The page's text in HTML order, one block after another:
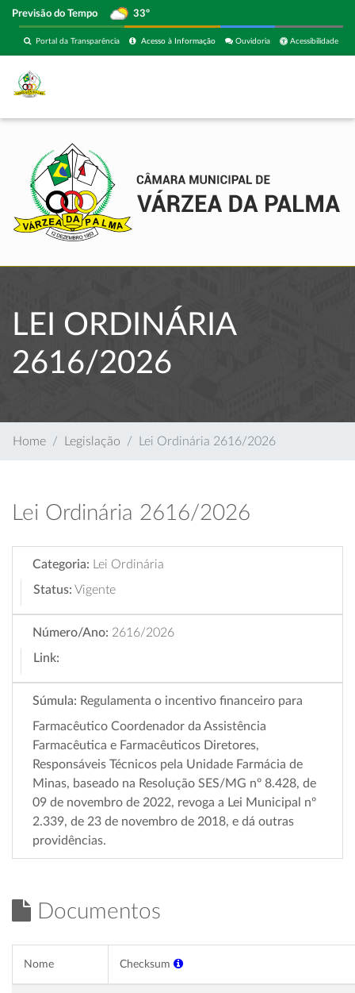
Previsão do Tempo 33º
Acessibilidade
Ouvidoria
Acesso à Informação
Portal da Transparência
LEI ORDINÁRIA
2616/2026
Home Legislação Lei Ordinária 2616/2026
Lei Ordinária 2616/2026
Categoria:
Lei Ordinária
Status: Vigente
Número/Ano: 2616/2026
Link:
Súmula: Regulamenta o incentivo financeiro para
Farmacêutico Coordenador da Assistência
Farmacêutica e Farmacêuticos Diretores,
Responsáveis Técnicos pela Unidade Farmácia de
Minas, baseado na Resolução SES/MG nº 8.428, de
09 de novembro de 2022, revoga a Lei Municipal nº
2.339, de 23 de novembro de 2018, e dá outras
providências.
Documentos
Nome Checksum